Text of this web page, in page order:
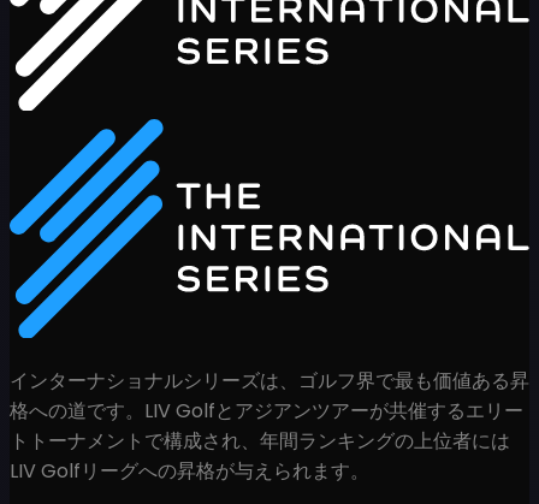
インターナショナルシリーズは、ゴルフ界で最も価値ある昇
格への道です。LIV Golfとアジアンツアーが共催するエリー
トトーナメントで構成され、年間ランキングの上位者には
LIV Golfリーグへの昇格が与えられます。